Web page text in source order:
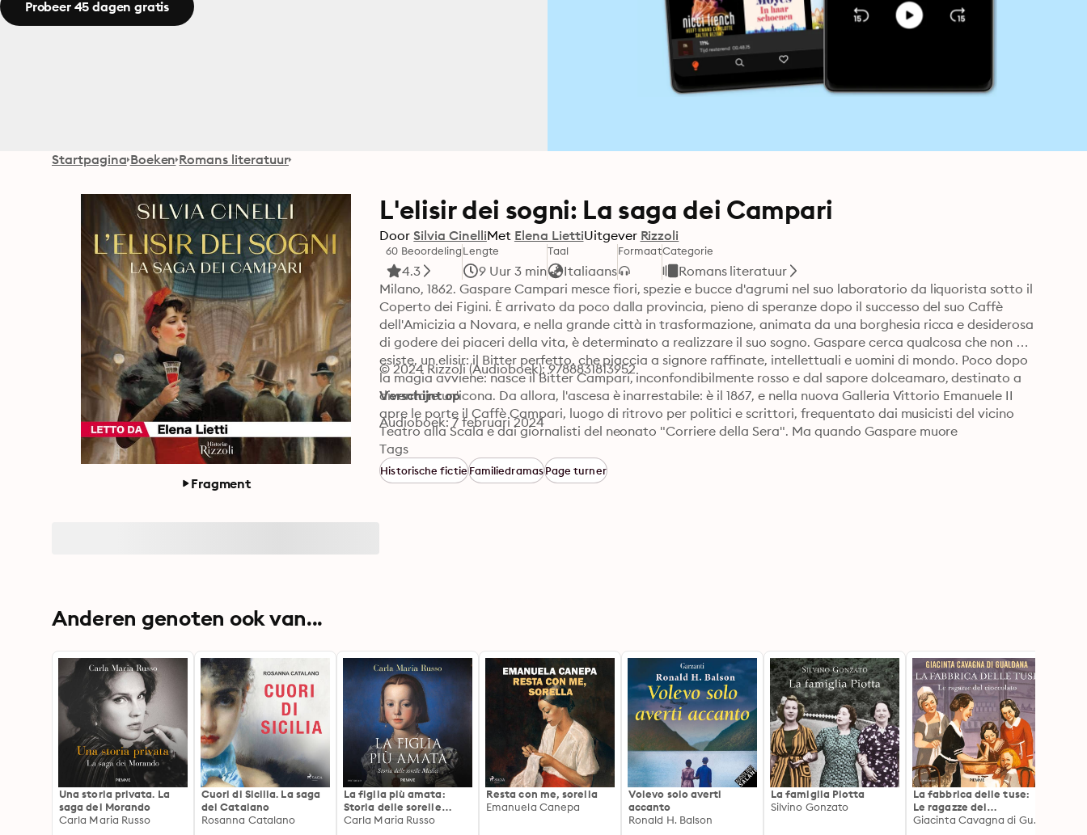
Probeer 45 dagen gratis
Startpagina Boeken Romans literatuur
Fragment
L'elisir dei sogni: La saga dei Campari
Door Silvia CinelliMet Elena LiettiUitgever Rizzoli
60 Beoordeling
4.3
Lengte
9 Uur 3 min
Taal
Italiaans
FormaatCategorie
Romans literatuur
Milano, 1862. Gaspare Campari mesce fiori, spezie e bucce d'agrumi nel suo laboratorio da liquorista sotto il
Coperto dei Figini. È arrivato da poco dalla provincia, pieno di speranze dopo il successo del suo Caffè
dell'Amicizia a Novara, e nella grande città in trasformazione, animata da una borghesia ricca e desiderosa
di godere dei piaceri della vita, è determinato a realizzare il suo sogno. Gaspare cerca qualcosa che non
esiste, un elisir: il Bitter perfetto, che piaccia a signore raffinate, intellettuali e uomini di mondo. Poco dopo
la magia avviene: nasce il Bitter Campari, inconfondibilmente rosso e dal sapore dolceamaro, destinato a
diventare un'icona. Da allora, l'ascesa è inarrestabile: è il 1867, e nella nuova Galleria Vittorio Emanuele II
apre le porte il Caffè Campari, luogo di ritrovo per politici e scrittori, frequentato dai musicisti del vicino
Teatro alla Scala e dai giornalisti del neonato "Corriere della Sera". Ma quando Gaspare muore
all'improvviso, lasciando cinque figli e una formidabile vedova dalla chioma rossa, è subito chiaro che la
successione non seguirà i piani del capostipite. Sarà l'intraprendente e coraggiosa Letizia a traghettare
l'azienda verso il futuro, consegnandola nelle mani dei suoi figli, Davide e Guido, che non possono essere più
© 2024 Rizzoli (Audioboek): 9788831813952
Verschijnt op
Audioboek: 7 februari 2024
Tags
Historische fictieFamiliedramasPage turner
Anderen genoten ook van...
Una storia privata. La
saga dei Morando
Carla Maria Russo
Cuori di Sicilia. La saga
dei Catalano
Rosanna Catalano
La figlia più amata:
Storia delle sorelle
Medici
Carla Maria Russo
Resta con me, sorella
Emanuela Canepa
Volevo solo averti
accanto
Ronald H. Balson
La famiglia Piotta
Silvino Gonzato
La fabbrica delle tuse:
Le ragazze del
cioccolato
Giacinta Cavagna di Gualdana